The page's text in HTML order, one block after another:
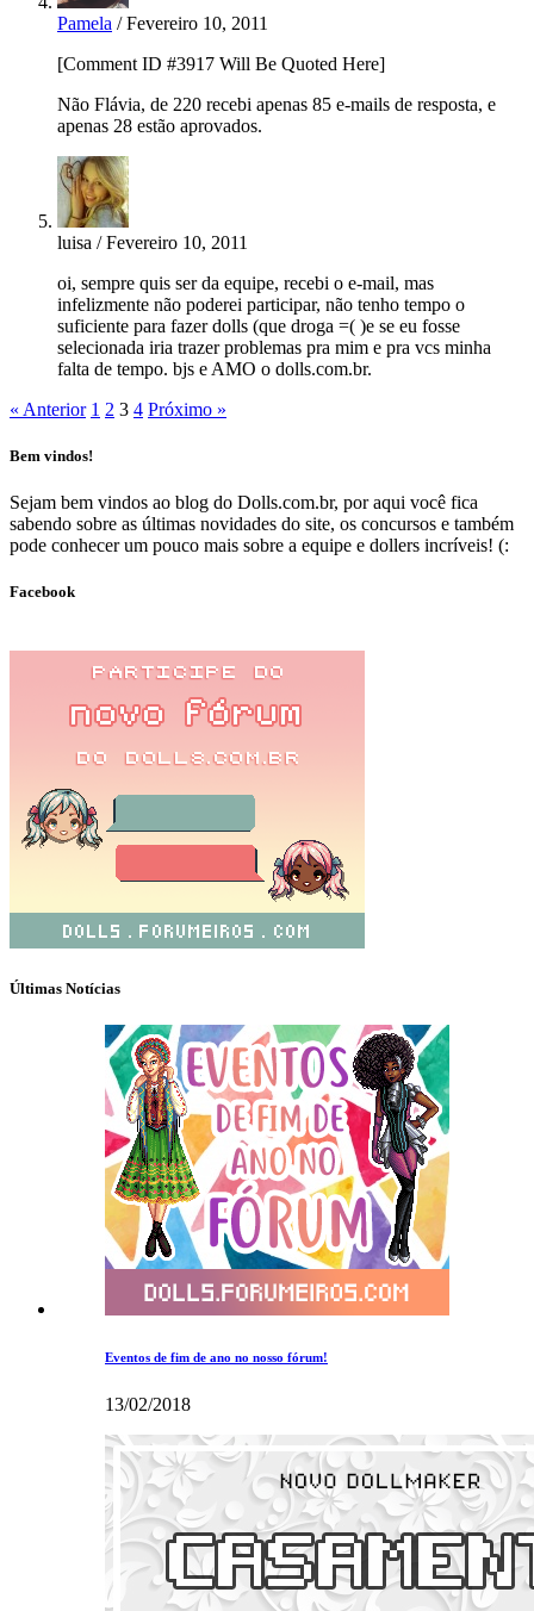
Pamela / Fevereiro 10, 2011
[Comment ID #3917 Will Be Quoted Here]
Não Flávia, de 220 recebi apenas 85 e-mails de resposta, e
apenas 28 estão aprovados.
luisa / Fevereiro 10, 2011
oi, sempre quis ser da equipe, recebi o e-mail, mas
infelizmente não poderei participar, não tenho tempo o
suficiente para fazer dolls (que droga =( )e se eu fosse
selecionada iria trazer problemas pra mim e pra vcs minha
falta de tempo. bjs e AMO o dolls.com.br.
« Anterior 1 2 3 4 Próximo »
Bem vindos!
Sejam bem vindos ao blog do Dolls.com.br, por aqui você fica
sabendo sobre as últimas novidades do site, os concursos e também
pode conhecer um pouco mais sobre a equipe e dollers incríveis! (:
Facebook
Últimas Notícias
Eventos de fim de ano no nosso fórum!
13/02/2018